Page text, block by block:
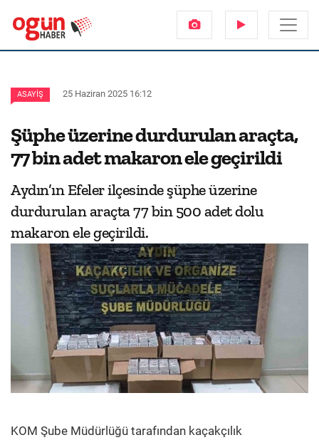
ASAYIŞ 25 Haziran 2025 16:12
Şüphe üzerine durdurulan araçta,
77 bin adet makaron ele geçirildi
Aydın’ın Efeler ilçesinde şüphe üzerine
durdurulan araçta 77 bin 500 adet dolu
makaron ele geçirildi.
KOM Şube Müdürlüğü tarafından kaçakçılık